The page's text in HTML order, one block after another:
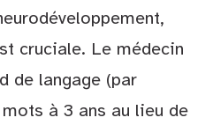
cruciale. Le médecin
de langage (par
à 3 ans au lieu de